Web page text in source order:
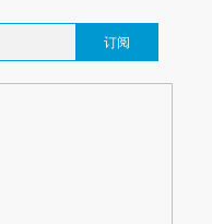
订阅